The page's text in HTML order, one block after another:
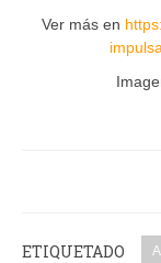
Ver más en
ETIQUETADO